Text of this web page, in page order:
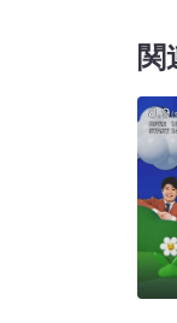
関